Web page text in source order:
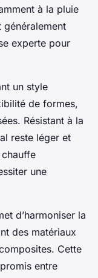
à la pluie
généralement
experte pour
un style
de formes,
Résistant à la
reste léger et
une
d’harmoniser la
des matériaux
Cette
entre